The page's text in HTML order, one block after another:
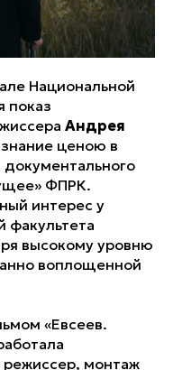
Национальной
показ
Андрея
ценою в
документального
ФПРК.
интерес у
факультета
высокому уровню
воплощенной
«Евсеев.
режиссер, монтаж